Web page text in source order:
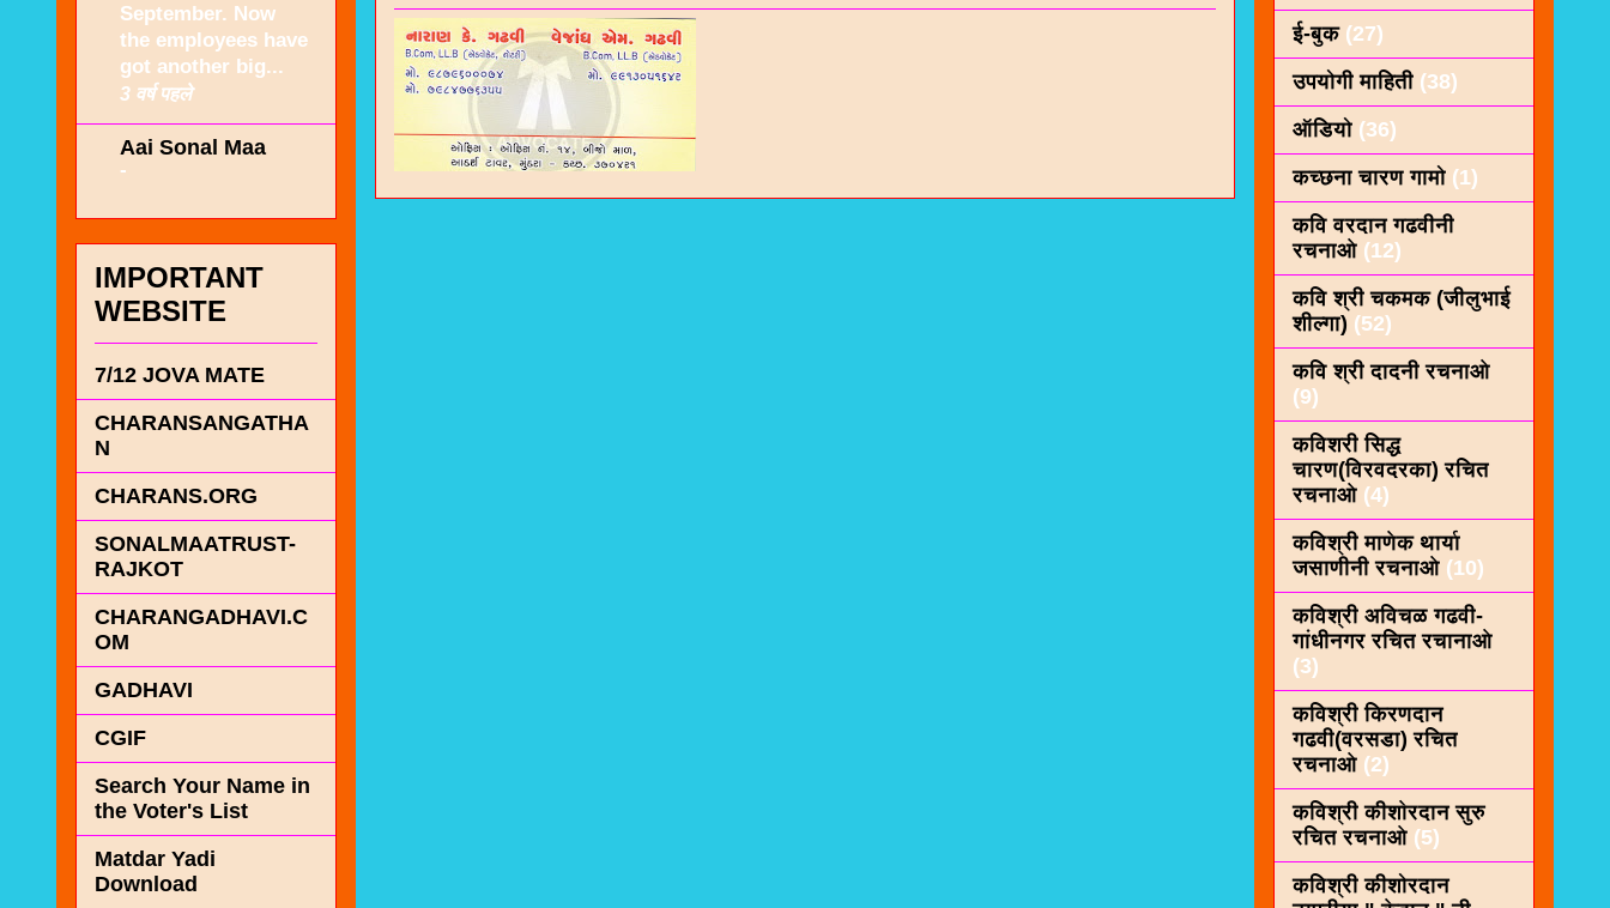
September. Now
the employees have
got another big...
3 वर्ष पहले
Aai Sonal Maa
-
IMPORTANT
WEBSITE
7/12 JOVA MATE
CHARANSANGATHA
N
CHARANS.ORG
SONALMAATRUST-
RAJKOT
CHARANGADHAVI.C
OM
GADHAVI
CGIF
Search Your Name in
the Voter's List
Matdar Yadi
Download
ई-बुक (27)
उपयोगी माहिती (38)
ऑडियो (36)
कच्छना चारण गामो (1)
कवि वरदान गढवीनी
रचनाओ (12)
कवि श्री चकमक (जीलुभाई
शील्गा) (52)
कवि श्री दादनी रचनाओ
(9)
कविशरी सिद्ध
चारण(विरवदरका) रचित
रचनाओ (4)
कविश्री माणेक थार्या
जसाणीनी रचनाओ (10)
कविश्री अविचळ गढवी-
गांधीनगर रचित रचानाओ
(3)
कविश्री किरणदान
गढवी(वरसडा) रचित
रचनाओ (2)
कविश्री कीशाेरदान सुरु
रचित रचनाओ (5)
कविश्री कीशोरदान